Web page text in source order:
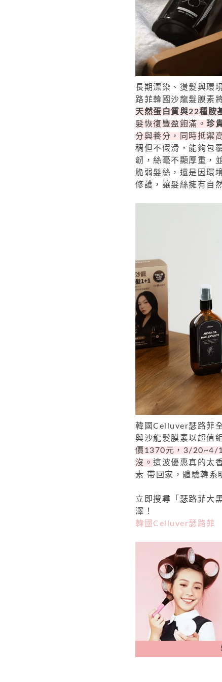
長期漂染、燙髮與環
路菲韓國沙龍髮膜素
天然蛋白質與22種胺
髮恢復豐盈飽滿。 珍
分與養分，同時抵禦
稠但不假滑，能夠包
韌，絲毫不顯厚重，
脆弱髮絲，還是因環
修護，讓髮絲擁有自
韓國Celluver瑟路菲
與沙龍髮膜素以超值
價1370元，3/20~4/
沒。 這波優惠真的太
素 帶回家，體驗韓系
立即搜尋「瑟路菲大
澤！
韓國Celluver瑟路菲